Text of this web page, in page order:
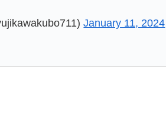
January 11, 2024